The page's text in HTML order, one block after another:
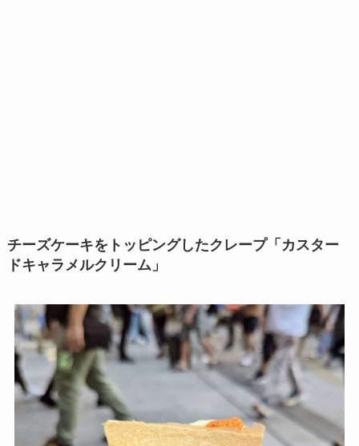
チーズケーキをトッピングしたクレープ「カスター
ドキャラメルクリーム」